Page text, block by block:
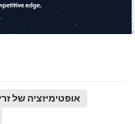
אופטימיזציה של